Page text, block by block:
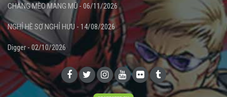
CHÀNG MÈO MANG MŨ - 06/11/2026
NGHỈ HÈ SỢ NGHỈ HƯU - 14/08/2026
Digger - 02/10/2026